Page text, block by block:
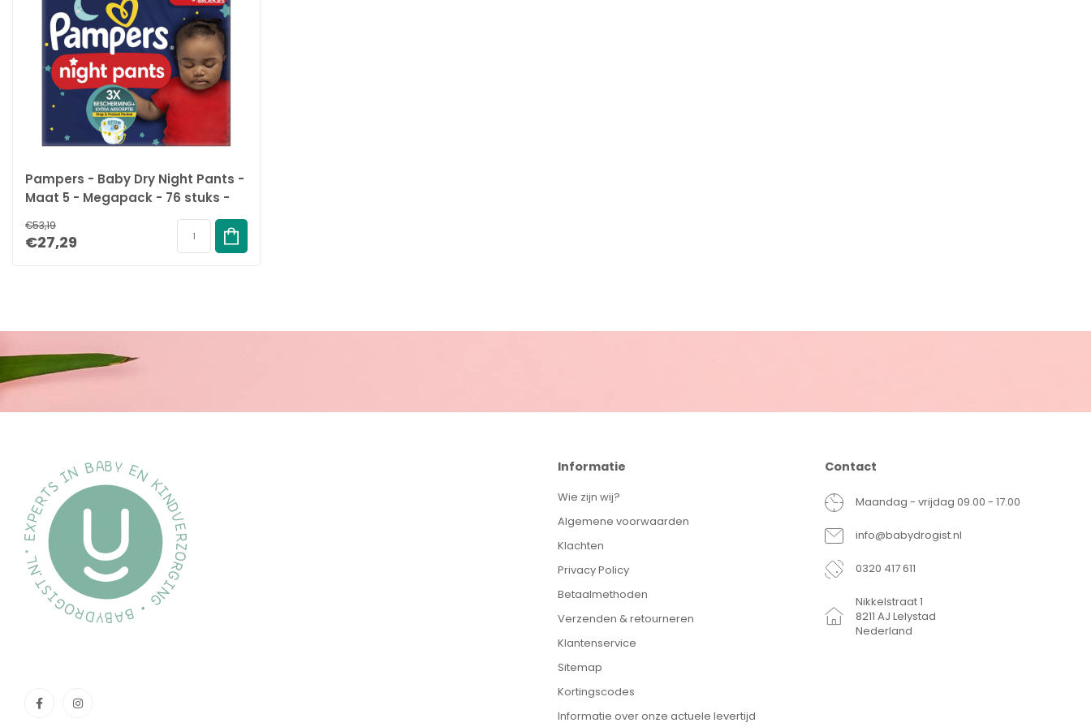
Pampers - Baby Dry Night Pants -
Maat 5 - Megapack - 76 stuks -
€53,19
€27,29
Informatie
Wie zijn wij?
Algemene voorwaarden
Klachten
Privacy Policy
Betaalmethoden
Verzenden & retourneren
Klantenservice
Sitemap
Kortingscodes
Informatie over onze actuele levertijd
Contact
Maandag - vrijdag 09.00 - 17.00
info@babydrogist.nl
0320 417 611
Nikkelstraat 1
8211 AJ Lelystad
Nederland